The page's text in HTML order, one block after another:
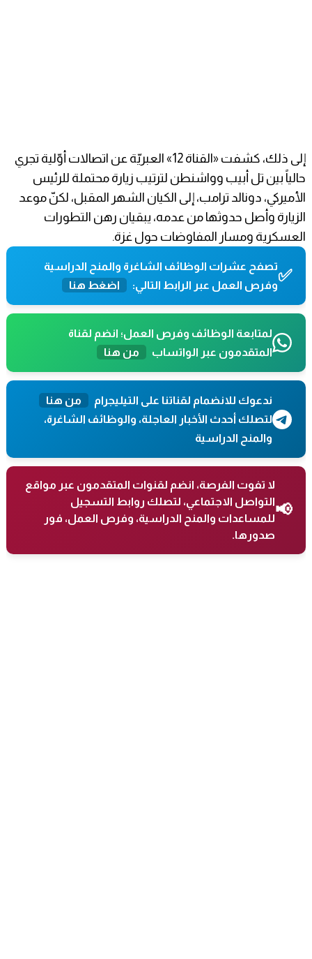
إلى ذلك، كشفت «القناة 12» العبريّة عن اتصالات أوّلية تجري
حالياً بين تل أبيب وواشنطن لترتيب زيارة محتملة للرئيس
الأميركي، دونالد ترامب، إلى الكيان الشهر المقبل، لكنّ موعد
الزيارة وأصل حدوثها من عدمه، يبقيان رهن التطورات
العسكرية ومسار المفاوضات حول غزة.
✅تصفح عشرات الوظائف الشاغرة والمنح الدراسية
وفرص العمل عبر الرابط التالي:
اضغط هنا
لمتابعة الوظائف وفرص العمل؛ انضم لقناة
المتقدمون عبر الواتساب
من هنا
ندعوك للانضمام لقناتنا على التيليجرام
من هنا
لتصلك أحدث الأخبار العاجلة، والوظائف الشاغرة،
والمنح الدراسية
📢
لا تفوت الفرصة، انضم لقنوات المتقدمون عبر مواقع
التواصل الاجتماعي، لتصلك روابط التسجيل
للمساعدات والمنح الدراسية، وفرص العمل، فور
صدورها.